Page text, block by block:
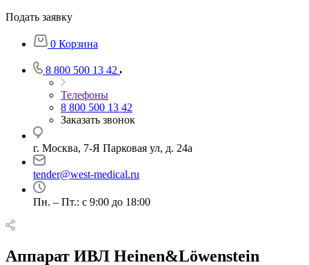
Подать заявку
0 Корзина
8 800 500 13 42
Телефоны
8 800 500 13 42
Заказать звонок
г. Москва, 7-Я Парковая ул, д. 24а
tender@west-medical.ru
Пн. – Пт.: с 9:00 до 18:00
Аппарат ИВЛ Heinen&Löwenstein